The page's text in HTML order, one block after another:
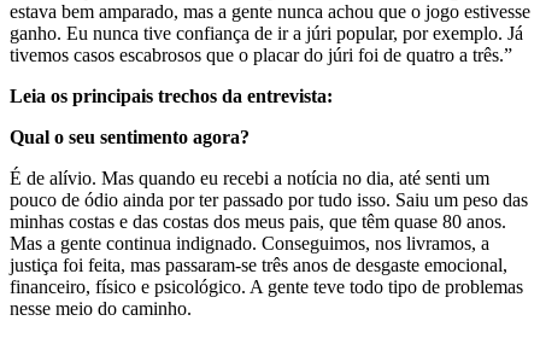
estava bem amparado, mas a gente nunca achou que o jogo estivesse
ganho. Eu nunca tive confiança de ir a júri popular, por exemplo. Já
tivemos casos escabrosos que o placar do júri foi de quatro a três.”
Leia os principais trechos da entrevista:
Qual o seu sentimento agora?
É de alívio. Mas quando eu recebi a notícia no dia, até senti um
pouco de ódio ainda por ter passado por tudo isso. Saiu um peso das
minhas costas e das costas dos meus pais, que têm quase 80 anos.
Mas a gente continua indignado. Conseguimos, nos livramos, a
justiça foi feita, mas passaram-se três anos de desgaste emocional,
financeiro, físico e psicológico. A gente teve todo tipo de problemas
nesse meio do caminho.